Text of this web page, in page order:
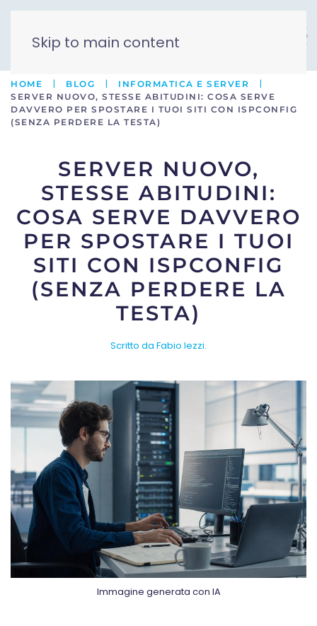
Skip to main content
HOME BLOG
INFORMATICA E SERVER
SERVER NUOVO, STESSE ABITUDINI: COSA SERVE
DAVVERO PER SPOSTARE I TUOI SITI CON ISPCONFIG
(SENZA PERDERE LA TESTA)
SERVER NUOVO,
STESSE ABITUDINI:
COSA SERVE DAVVERO
PER SPOSTARE I TUOI
SITI CON ISPCONFIG
(SENZA PERDERE LA
TESTA)
Scritto da Fabio Iezzi.
Immagine generata con IA